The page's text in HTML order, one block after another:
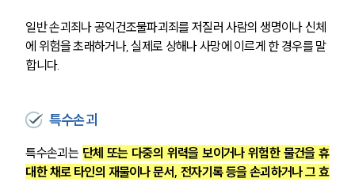
일반 손괴죄나 공익건조물파괴죄를 저질러 사람의 생명이나 신체
에 위험을 초래하거나, 실제로 상해나 사망에 이르게 한 경우를 말
합니다.
특수손괴
특수손괴는 단체 또는 다중의 위력을 보이거나 위험한 물건을 휴
대한 채로 타인의 재물이나 문서, 전자기록 등을 손괴하거나 그 효